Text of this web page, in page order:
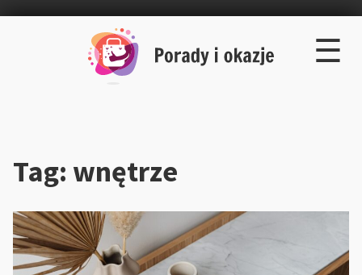
☰
×
Tag: wnętrze